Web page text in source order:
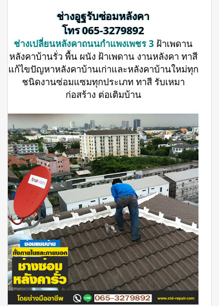
ช่างอูฐรับซ่อมหลังคา
โทร 065-3279892
ช่างเปลี่ยนหลังคาถนนกำแพงเพชร 3 ฝ้าเพดาน
หลังคาบ้านรั่ว พื้น ผนัง ฝ้าเพดาน งานหลังคา ทาสี
แก้ไขปัญหาหลังคาบ้านเก่าและหลังคาบ้านใหม่ทุก
ชนิดงานซ่อมแซมทุกประเภท ทาสี รับเหมา
ก่อสร้าง ต่อเติมบ้าน